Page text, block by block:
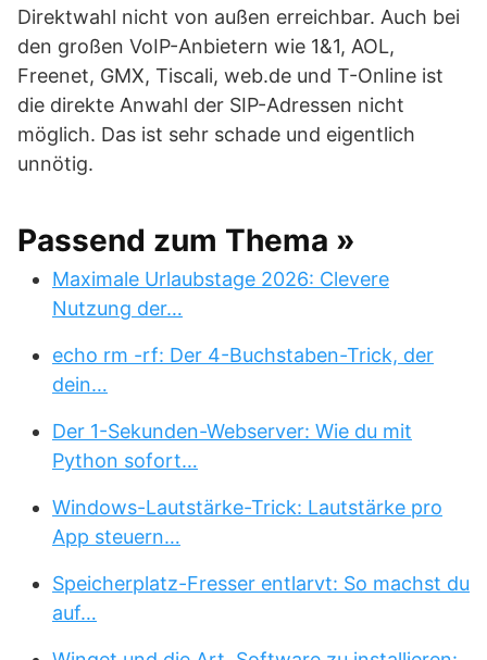
Direktwahl nicht von außen erreichbar. Auch bei
den großen VoIP-Anbietern wie 1&1, AOL,
Freenet, GMX, Tiscali, web.de und T-Online ist
die direkte Anwahl der SIP-Adressen nicht
möglich. Das ist sehr schade und eigentlich
unnötig.
Passend zum Thema »
Maximale Urlaubstage 2026: Clevere
Nutzung der…
echo rm -rf: Der 4-Buchstaben-Trick, der
dein…
Der 1-Sekunden-Webserver: Wie du mit
Python sofort…
Windows-Lautstärke-Trick: Lautstärke pro
App steuern…
Speicherplatz-Fresser entlarvt: So machst du
auf…